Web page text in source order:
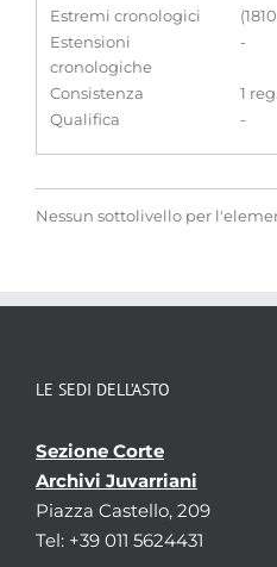
Estremi cronologici
Estensioni
cronologiche
-
Consistenza
1 reg.
Qualifica
-
Nessun sottolivello per
LE SEDI DELL’ASTO
Sezione Corte
Archivi Juvarriani
Piazza Castello, 209
Tel: +39 011 5624431